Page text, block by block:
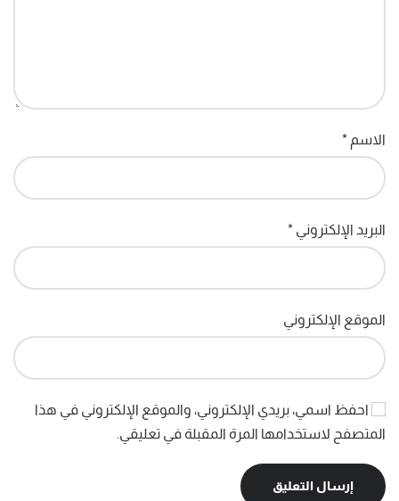
الاسم *
البريد الإلكتروني *
الموقع الإلكتروني
احفظ اسمي، بريدي الإلكتروني، والموقع الإلكتروني في هذا
المتصفح لاستخدامها المرة المقبلة في تعليقي.
إرسال التعليق